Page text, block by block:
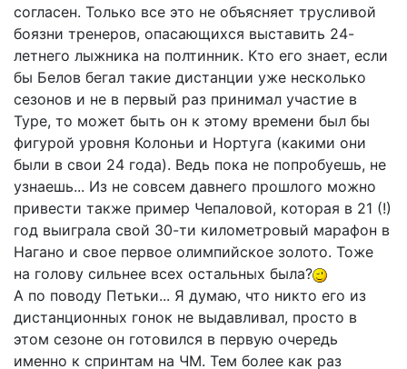
согласен. Только все это не объясняет трусливой
боязни тренеров, опасающихся выставить 24-
летнего лыжника на полтинник. Кто его знает, если
бы Белов бегал такие дистанции уже несколько
сезонов и не в первый раз принимал участие в
Туре, то может быть он к этому времени был бы
фигурой уровня Колоньи и Нортуга (какими они
были в свои 24 года). Ведь пока не попробуешь, не
узнаешь... Из не совсем давнего прошлого можно
привести также пример Чепаловой, которая в 21 (!)
год выиграла свой 30-ти километровый марафон в
Нагано и свое первое олимпийское золото. Тоже
на голову сильнее всех остальных была?
А по поводу Петьки... Я думаю, что никто его из
дистанционных гонок не выдавливал, просто в
этом сезоне он готовился в первую очередь
именно к спринтам на ЧМ. Тем более как раз